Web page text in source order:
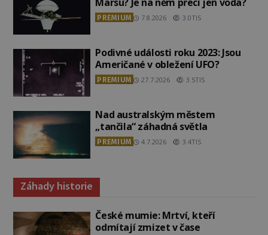
Marsu? Je na něm přeci jen voda?
PREMIUM 7.8.2026 3.0TIS
Podivné události roku 2023: Jsou
Američané v obležení UFO?
PREMIUM 27.7.2026 3.5TIS
Nad australským městem
„tančila“ záhadná světla
PREMIUM 4.7.2026 3.4TIS
Záhady historie
České mumie: Mrtví, kteří
odmítají zmizet v čase